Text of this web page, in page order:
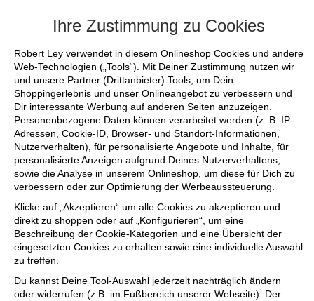
Ihre Zustimmung zu Cookies
Robert Ley verwendet in diesem Onlineshop Cookies und andere
Web-Technologien („Tools“). Mit Deiner Zustimmung nutzen wir
und unsere Partner (Drittanbieter) Tools, um Dein
Shoppingerlebnis und unser Onlineangebot zu verbessern und
Dir interessante Werbung auf anderen Seiten anzuzeigen.
Personenbezogene Daten können verarbeitet werden (z. B. IP-
Adressen, Cookie-ID, Browser- und Standort-Informationen,
Nutzerverhalten), für personalisierte Angebote und Inhalte, für
personalisierte Anzeigen aufgrund Deines Nutzerverhaltens,
sowie die Analyse in unserem Onlineshop, um diese für Dich zu
verbessern oder zur Optimierung der Werbeaussteuerung.
Klicke auf „Akzeptieren“ um alle Cookies zu akzeptieren und
direkt zu shoppen oder auf „Konfigurieren“, um eine
Beschreibung der Cookie-Kategorien und eine Übersicht der
eingesetzten Cookies zu erhalten sowie eine individuelle Auswahl
zu treffen.
Du kannst Deine Tool-Auswahl jederzeit nachträglich ändern
oder widerrufen (z.B. im Fußbereich unserer Webseite). Der